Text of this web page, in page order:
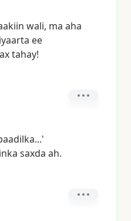
wali, ma aha
ee
tahay!
saxda ah.